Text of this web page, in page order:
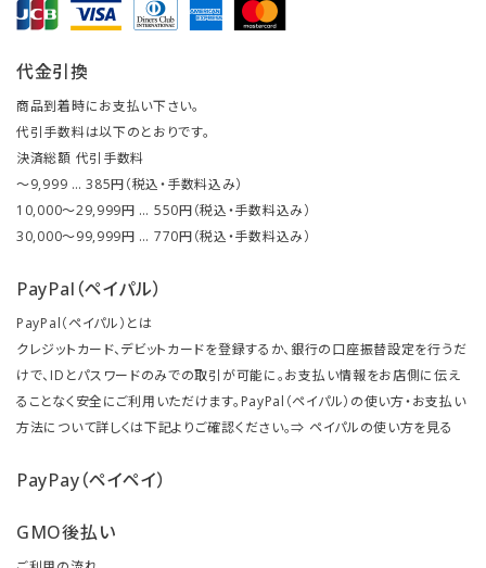
代金引換
商品到着時にお支払い下さい。
代引手数料は以下のとおりです。
決済総額 代引手数料
～9,999 … 385円（税込・手数料込み）
10,000～29,999円 … 550円（税込・手数料込み）
30,000～99,999円 … 770円（税込・手数料込み）
PayPal（ペイパル）
PayPal（ペイパル）とは
クレジットカード、デビットカードを登録するか、銀行の口座振替設定を行うだ
けで、IDとパスワードのみでの取引が可能に。お支払い情報をお店側に伝え
ることなく安全にご利用いただけます。PayPal（ペイパル）の使い方・お支払い
方法について詳しくは下記よりご確認ください。⇒ ペイパルの使い方を見る
PayPay（ペイペイ）
GMO後払い